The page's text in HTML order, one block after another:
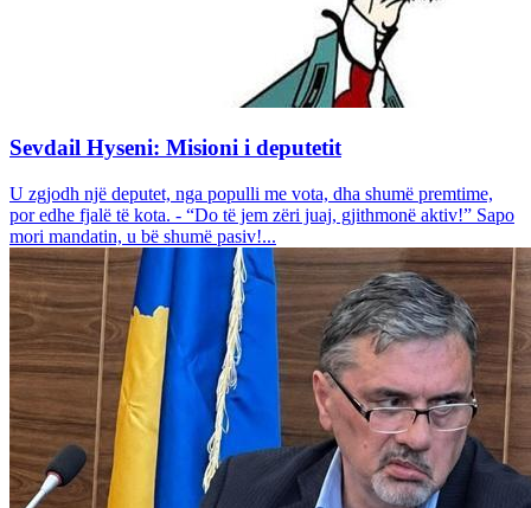
Sevdail Hyseni: Misioni i deputetit
U zgjodh një deputet, nga populli me vota, dha shumë premtime,
por edhe fjalë të kota. - “Do të jem zëri juaj, gjithmonë aktiv!” Sapo
mori mandatin, u bë shumë pasiv!...